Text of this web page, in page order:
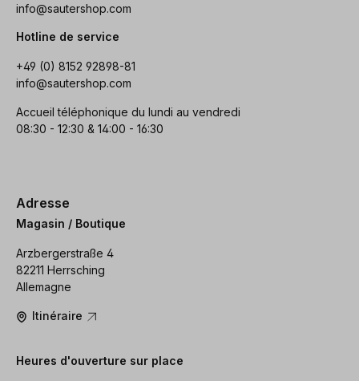
info@sautershop.com
Hotline de service
+49 (0) 8152 92898-81
info@sautershop.com
Accueil téléphonique du lundi au vendredi
08:30 - 12:30 & 14:00 - 16:30
Adresse
Magasin / Boutique
Arzbergerstraße 4
82211 Herrsching
Allemagne
Itinéraire
Heures d'ouverture sur place